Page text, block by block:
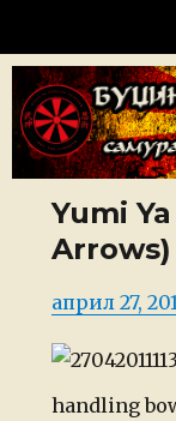
Буџинкан
Yumi
Arrows)
Posted
април 27,
handling